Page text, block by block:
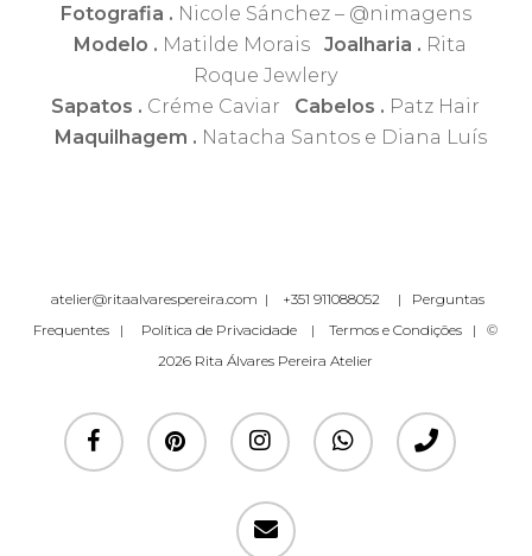
Fotografia . Nicole Sánchez – @nimagens
Modelo . Matilde MoraisJoalharia . Rita
Roque Jewlery
Sapatos . Créme Caviar Cabelos . Patz Hair
Maquilhagem . Natacha Santos e Diana Luís
atelier@ritaalvarespereira.com | +351 911088052|
Perguntas
Frequentes | Política de Privacidade |Termos e Condições | ©
2026 Rita Álvares Pereira Atelier